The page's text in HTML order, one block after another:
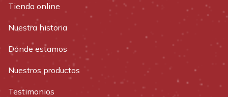
Tienda online
Nuestra historia
Dónde estamos
Nuestros productos
Testimonios